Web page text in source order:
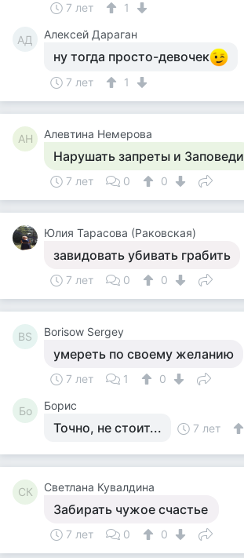
7 лет 1
АД Алексей Дараган
ну тогда просто-девочек
7 лет 1
АН Алевтина Немерова
Нарушать запреты и Заповеди
7 лет 0 0
Юлия Тарасова (Раковская)
завидовать убивать грабить
7 лет 0 0
BS Borisow Sergey
умереть по своему желанию
7 лет 1 0
Бо Борис
Точно, не стоит... 7 лет
СК Светлана Кувалдина
Забирать чужое счастье
7 лет 0 0